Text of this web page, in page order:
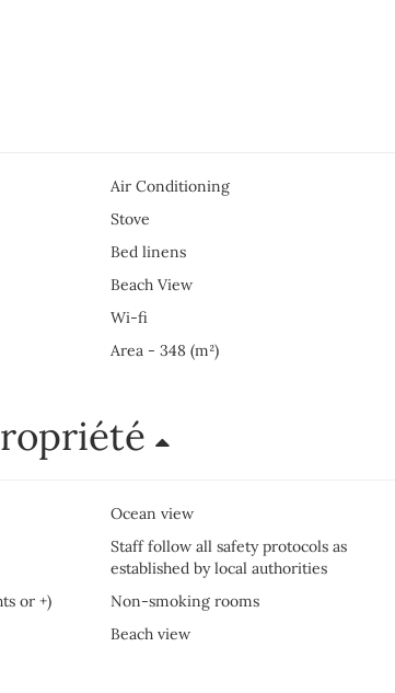
Air Conditioning
Stove
Bed linens
Beach View
Wi-fi
Area - 348 (m²)
Ocean view
Staff follow all safety protocols as
established by local authorities
or +)
Non-smoking rooms
Beach view